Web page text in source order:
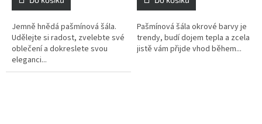
Jemně hnědá pašmínová šála.
Udělejte si radost, zvelebte své
oblečení a dokreslete svou
eleganci...
Pašmínová šála okrové barvy je
trendy, budí dojem tepla a zcela
jistě vám přijde vhod během...